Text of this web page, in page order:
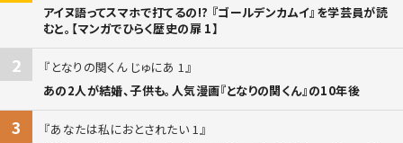
アイヌ語ってスマホで打てるの!? 『ゴールデンカムイ』を学芸員が読
むと。【マンガでひらく歴史の扉 1】
2
となりの関くん じゅにあ 1
あの2人が結婚、子供も。人気漫画『となりの関くん』の10年後
3
あなたは私におとされたい 1